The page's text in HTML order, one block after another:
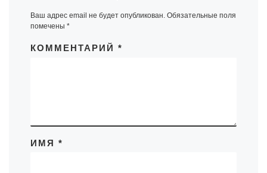
Ваш адрес email не будет опубликован. Обязательные поля
помечены*
КОММЕНТАРИЙ*
ИМЯ*